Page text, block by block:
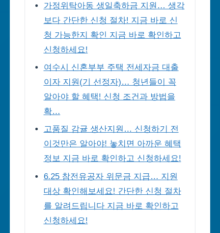
가정위탁아동 생일축하금 지원… 생각
보다 간단한 신청 절차! 지금 바로 신
청 가능한지 확인 지금 바로 확인하고
신청하세요!
여수시 신혼부부 주택 전세자금 대출
이자 지원(기 선정자)… 청년들이 꼭
알아야 할 혜택! 신청 조건과 방법을
확…
고품질 감귤 생산지원… 신청하기 전
이것만은 알아야! 놓치면 아까운 혜택
정보 지금 바로 확인하고 신청하세요!
6.25 참전유공자 위문금 지급… 지원
대상 확인해보세요! 간단한 신청 절차
를 알려드립니다 지금 바로 확인하고
신청하세요!